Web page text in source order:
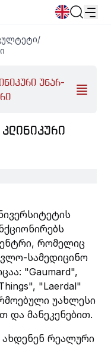
Კალენდარი
/
უნარ-
რომელიც
სამედიცინო
"Gaumard",
"Laerdal"
უახლესი
და მანეკენებით.
რეალური